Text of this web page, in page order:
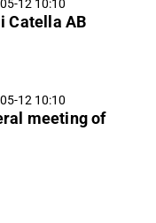
12 10:10
Catella AB
12 10:10
meeting of